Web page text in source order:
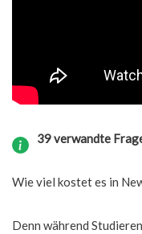
39 verwandte
Wie viel kostet es in
Denn während